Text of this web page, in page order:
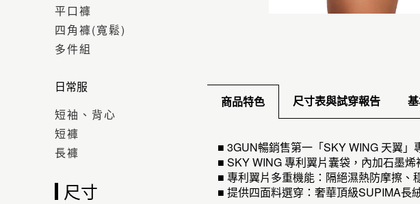
平口褲
四角褲(寬鬆)
多件組
日常服
短袖、背心
短褲
長褲
尺寸
商品特色 尺寸表與試穿報告
■ 3GUN暢銷售第一「SKY WING 天翼
■ SKY WING 專利翼片囊袋，內加石墨
■ 專利翼片多重機能：隔絕濕熱防摩擦、
■ 提供四面料選穿：奢華頂級SUPIMA長